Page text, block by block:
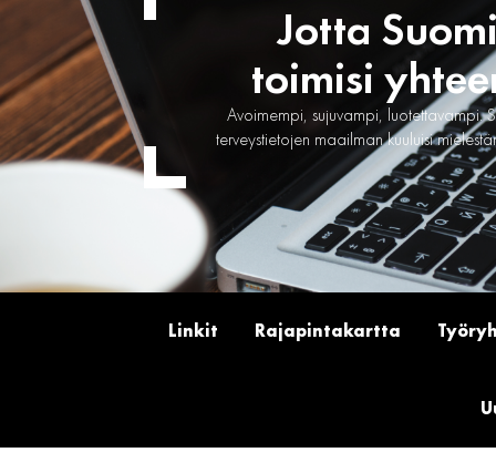
Jotta
toimisi
Avoimempi, sujuvampi, luotettavampi.
terveystietojen maailman kuuluisi
Linkit Rajapintakartta